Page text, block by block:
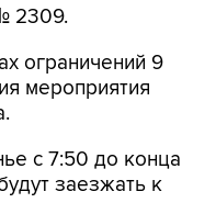
2309.
ограничений 9
мероприятия
с 7:50 до конца
заезжать к